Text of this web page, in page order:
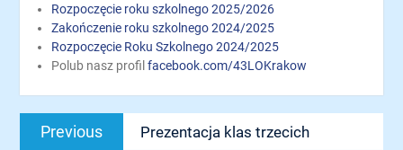
Rozpoczęcie roku szkolnego 2025/2026
Zakończenie roku szkolnego 2024/2025
Rozpoczęcie Roku Szkolnego 2024/2025
Polub nasz profil facebook.com/43LOKrakow
Nawigacja
wpisu
Previous
post:
Prezentacja klas trzecich